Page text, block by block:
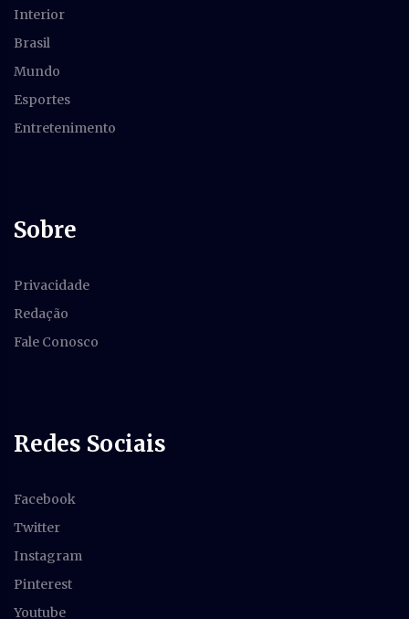
Interior
Brasil
Mundo
Esportes
Entretenimento
Sobre
Privacidade
Redação
Fale Conosco
Redes Sociais
Facebook
Twitter
Instagram
Pinterest
Youtube